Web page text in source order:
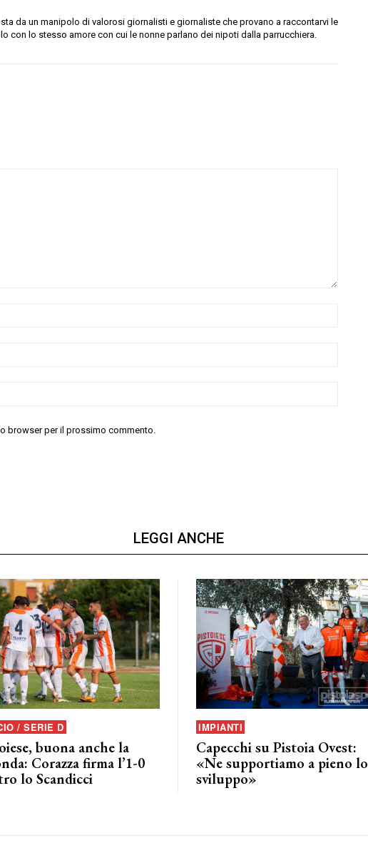
da un manipolo di valorosi giornalisti e giornaliste che provano a raccontarvi le
con lo stesso amore con cui le nonne parlano dei nipoti dalla parrucchiera.
browser per il prossimo commento.
LEGGI ANCHE
/ SERIE D
buona anche la
Corazza firma l’1-0
lo Scandicci
IMPIANTI
Capecchi su Pistoia Ovest:
«Ne supportiamo a pieno lo
sviluppo»